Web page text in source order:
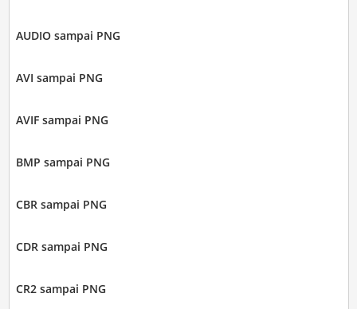
AUDIO sampai PNG
AVI sampai PNG
AVIF sampai PNG
BMP sampai PNG
CBR sampai PNG
CDR sampai PNG
CR2 sampai PNG